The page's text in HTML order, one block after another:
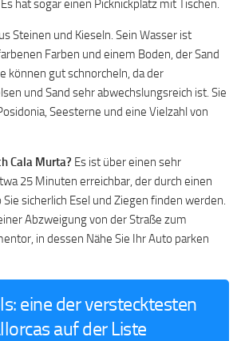
hat sogar einen Picknickplatz mit Tischen.
Steinen und Kieseln. Sein Wasser ist
Farben und einem Boden, der Sand
können gut schnorcheln, da der
und Sand sehr abwechslungsreich ist. Sie
Seesterne und eine Vielzahl von
Cala Murta? Es ist über einen sehr
25 Minuten erreichbar, der durch einen
sicherlich Esel und Ziegen finden werden.
Abzweigung von der Straße zum
in dessen Nähe Sie Ihr Auto parken
eine der verstecktesten
auf der Liste